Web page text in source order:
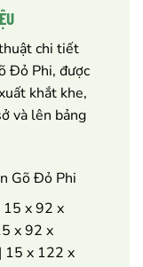
chi tiết
Đỏ Phi, được
khắt khe,
và lên bảng
Gõ Đỏ Phi
15 x 92 x
x 92 x
x 122 x